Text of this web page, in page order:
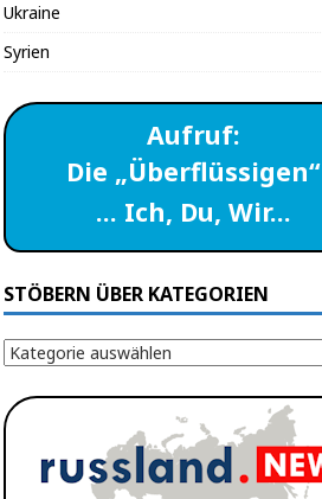
Ukraine
Syrien
Aufruf:
Die „Überflüssigen“
… Ich, Du, Wir…
STÖBERN ÜBER KATEGORIEN